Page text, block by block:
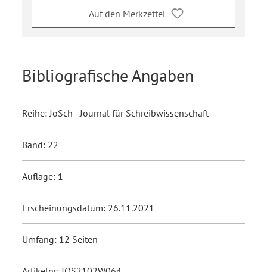
Auf den Merkzettel
Bibliografische Angaben
Reihe: JoSch - Journal für Schreibwissenschaft
Band: 22
Auflage: 1
Erscheinungsdatum: 26.11.2021
Umfang: 12 Seiten